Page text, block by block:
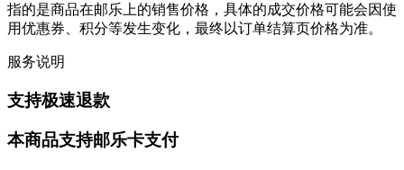
指的是商品在邮乐上的销售价格，具体的成交价格可能会因使
用优惠券、积分等发生变化，最终以订单结算页价格为准。
服务说明
支持极速退款
本商品支持邮乐卡支付